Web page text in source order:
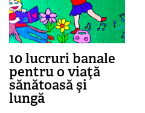
10 lucruri banale
pentru o viaţă
sănătoasă şi
lungă